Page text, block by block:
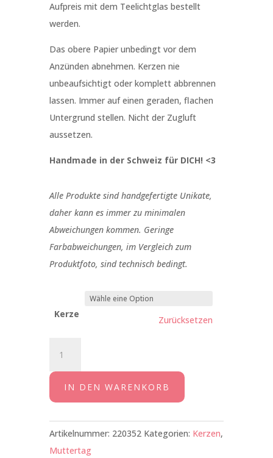
Aufpreis mit dem Teelichtglas bestellt
werden.
Das obere Papier unbedingt vor dem
Anzünden abnehmen. Kerzen nie
unbeaufsichtigt oder komplett abbrennen
lassen. Immer auf einen geraden, flachen
Untergrund stellen. Nicht der Zugluft
aussetzen.
Handmade in der Schweiz für DICH! <3
Alle Produkte sind handgefertigte Unikate,
daher kann es immer zu minimalen
Abweichungen kommen. Geringe
Farbabweichungen, im Vergleich zum
Produktfoto, sind technisch bedingt.
Kerze
Zurücksetzen
Mama"
Menge
IN DEN WARENKORB
Artikelnummer: 220352 Kategorien: Kerzen,
Muttertag